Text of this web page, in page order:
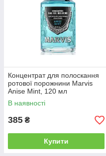
Концентрат для полоскання
ротової порожнини Marvis
Anise Mint, 120 мл
(8004999111576)
В наявності
385 ₴
Купити